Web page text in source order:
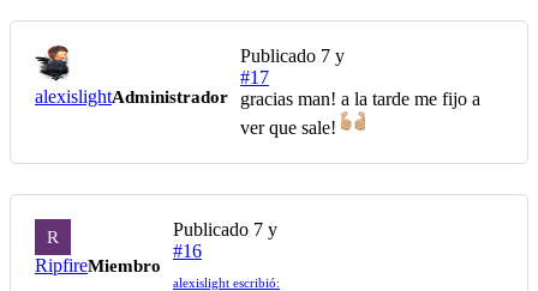
alexislightAdministrador
Publicado 7 y
#17
gracias man! a la tarde me fijo a
ver que sale!
R
RipfireMiembro
Publicado 7 y
#16
alexislight escribió: